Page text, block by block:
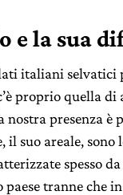
e la sua
italiani selvatici
proprio quella
presenza è
suo areale,
spesso
tranne che in